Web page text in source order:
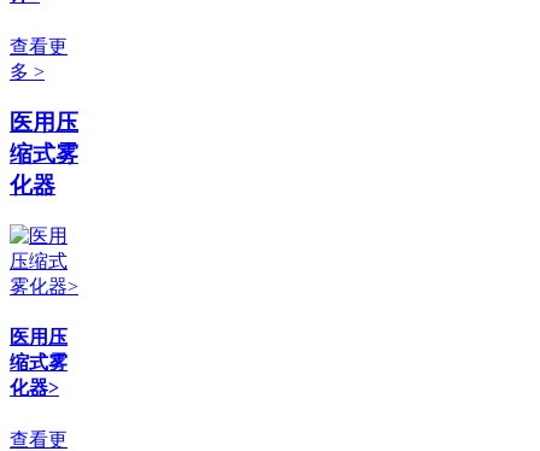
查看更
多 >
医用压
缩式雾
化器
医用压
缩式雾
化器>
查看更